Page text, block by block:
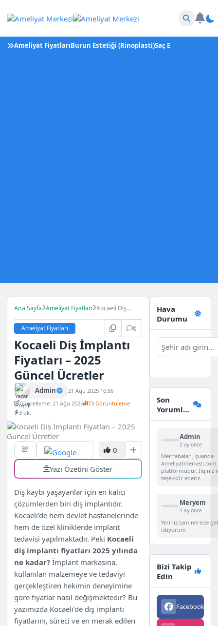
Ameliyat FiyatlarıBurun Estetiği (Rinoplasti)Saç Ekimi
Ana Sayfa Ameliyat Fiyatları Kocaeli Diş
Fiyatları – 2025
Güncel Ücretler
Ameliyat Fiyatları 0
Kocaeli Diş İmplantı
Fiyatları – 2025
Güncel Ücretler
Admin
21 Ağu 2025 10:56
Güncelleme: 21 Ağu 2025
73 Görüntüleme
3 dk.
0
Yazı Özetini Göster
Diş kaybı yaşayanlar için en kalıcı
çözümlerden biri diş implantıdır.
Kocaeli’de hem devlet hastanelerinde
hem de özel kliniklerde implant
tedavisi yapılmaktadır. Peki Kocaeli
diş implantı fiyatları 2025 yılında
ne kadar? İmplant markasına,
kullanılan malzemeye ve tedaviyi
gerçekleştiren hekimin deneyimine
göre fiyatlar nasıl değişmektedir? Bu
yazımızda Kocaeli’de diş implantı
fiyatlarını, süreci ve en merak edilen
Hava
Durumu
Son
Yorumlar
Admin
2 ay önce
Merhabalar , şuanda
platformudur. İlginiz
teşekkür ederiz.
Meryem
1 ay önce
Yeriniz tam nerede
istiyorum
Bizi Takip
Edin
Facebook